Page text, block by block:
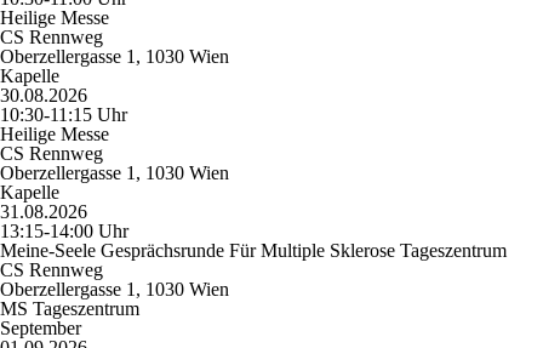
Heilige Messe
CS Rennweg
Oberzellergasse 1, 1030 Wien
Kapelle
30.08.2026
10:30-11:15 Uhr
Heilige Messe
CS Rennweg
Oberzellergasse 1, 1030 Wien
Kapelle
31.08.2026
13:15-14:00 Uhr
Meine-Seele Gesprächsrunde Für Multiple Sklerose Tageszentrum
CS Rennweg
Oberzellergasse 1, 1030 Wien
MS Tageszentrum
September